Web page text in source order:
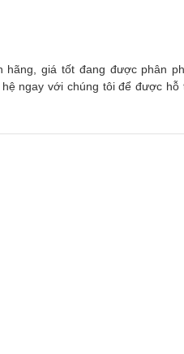
hãng, giá tốt đang được phân
ngay với chúng tôi để được hỗ